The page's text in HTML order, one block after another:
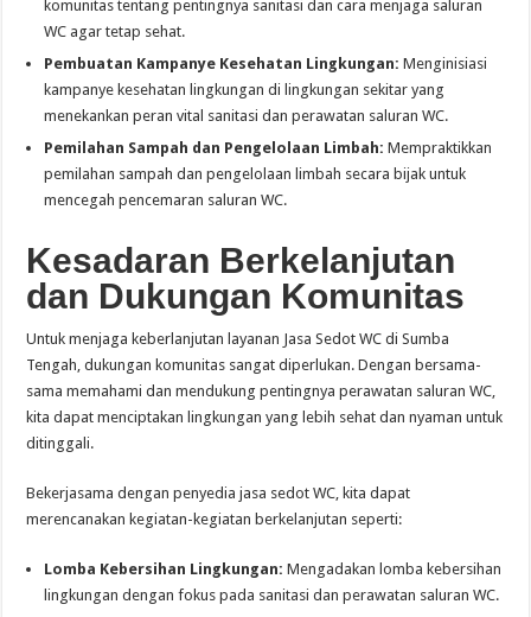
komunitas tentang pentingnya sanitasi dan cara menjaga saluran
WC agar tetap sehat.
Pembuatan Kampanye Kesehatan Lingkungan: Menginisiasi
kampanye kesehatan lingkungan di lingkungan sekitar yang
menekankan peran vital sanitasi dan perawatan saluran WC.
Pemilahan Sampah dan Pengelolaan Limbah: Mempraktikkan
pemilahan sampah dan pengelolaan limbah secara bijak untuk
mencegah pencemaran saluran WC.
Kesadaran Berkelanjutan
dan Dukungan Komunitas
Untuk menjaga keberlanjutan layanan Jasa Sedot WC di Sumba
Tengah, dukungan komunitas sangat diperlukan. Dengan bersama-
sama memahami dan mendukung pentingnya perawatan saluran WC,
kita dapat menciptakan lingkungan yang lebih sehat dan nyaman untuk
ditinggali.
Bekerjasama dengan penyedia jasa sedot WC, kita dapat
merencanakan kegiatan-kegiatan berkelanjutan seperti:
Lomba Kebersihan Lingkungan: Mengadakan lomba kebersihan
lingkungan dengan fokus pada sanitasi dan perawatan saluran WC.